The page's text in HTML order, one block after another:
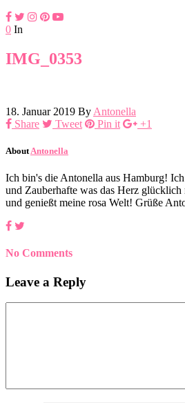
0 In
IMG_0353
18. Januar 2019 By Antonella
Share
Tweet Pin it +1
About Antonella
Ich bin's die Antonella aus Hamburg!
und Zauberhafte was das Herz
und genießt meine rosa Welt! Grüße
No Comments
Leave a Reply